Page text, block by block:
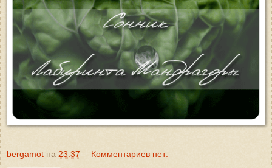
bergamot на 23:37 Комментариев нет: